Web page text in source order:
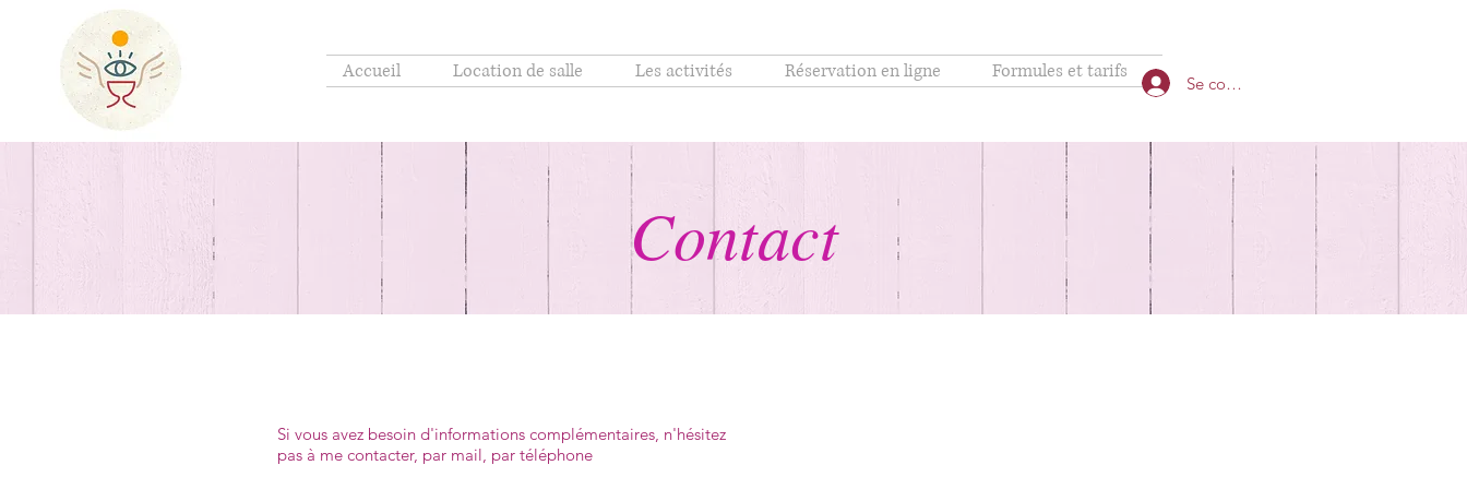
Accueil Location de salle Les activités Réservation en ligne Formules et tarifs Se connecter
Contact
Si vous avez besoin d'informations complémentaires, n'hésitez
pas à me contacter, par mail, par téléphone